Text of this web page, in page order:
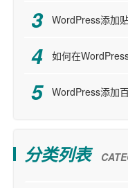
WordPress添加
如何在
WordPress添加
分类列表